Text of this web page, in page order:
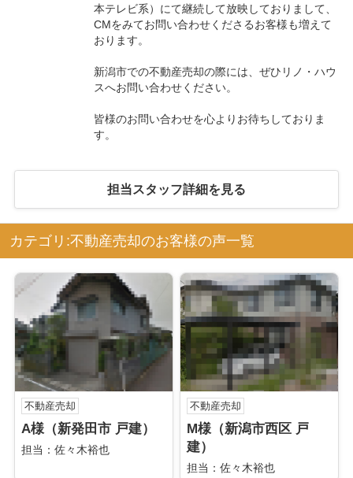
本テレビ系）にて継続して放映しておりまして、
CMをみてお問い合わせくださるお客様も増えて
おります。
新潟市での不動産売却の際には、ぜひリノ・ハウ
スへお問い合わせください。
皆様のお問い合わせを心よりお待ちしておりま
す。
担当スタッフ詳細を見る
カテゴリ:不動産売却のお客様の声一覧
不動産売却
A様（新発田市 戸建）
担当：佐々木裕也
不動産売却
M様（新潟市西区 戸
建）
担当：佐々木裕也